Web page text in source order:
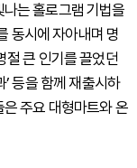
는 홀로그램 기법을
동시에 자아내며 명
절 큰 인기를 끌었던
’ 등을 함께 재출시하
주요 대형마트와 온